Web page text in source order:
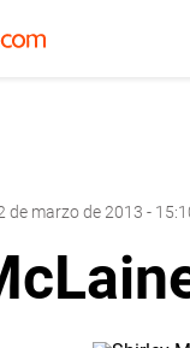
de marzo de 2013 -